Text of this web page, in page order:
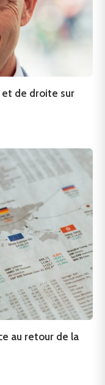
et de droite sur
au retour de la